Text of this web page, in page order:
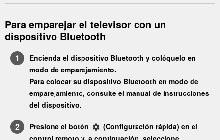
Para emparejar el televisor con un
dispositivo Bluetooth
Encienda el dispositivo Bluetooth y colóquelo en
modo de emparejamiento.
Para colocar su dispositivo Bluetooth en modo de
emparejamiento, consulte el manual de instrucciones
del dispositivo.
Presione el botón (Configuración rápida) en el
control remoto y, a continuación, seleccione